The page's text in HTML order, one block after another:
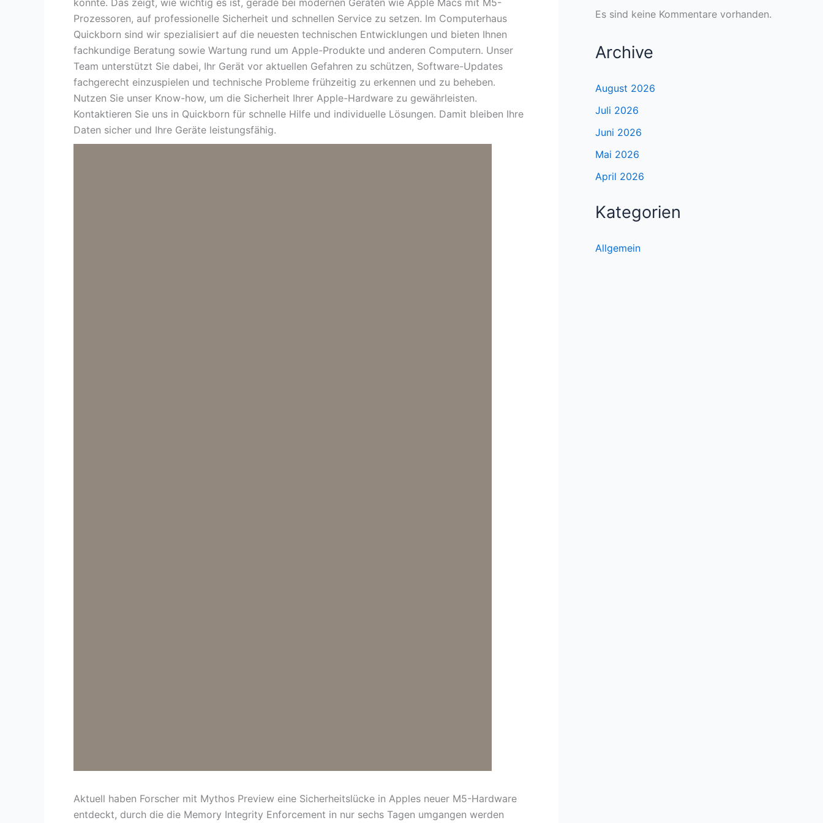
konnte. Das zeigt, wie wichtig es ist, gerade bei modernen Geräten wie Apple Macs mit M5-
Prozessoren, auf professionelle Sicherheit und schnellen Service zu setzen. Im Computerhaus
Quickborn sind wir spezialisiert auf die neuesten technischen Entwicklungen und bieten Ihnen
fachkundige Beratung sowie Wartung rund um Apple-Produkte und anderen Computern. Unser
Team unterstützt Sie dabei, Ihr Gerät vor aktuellen Gefahren zu schützen, Software-Updates
fachgerecht einzuspielen und technische Probleme frühzeitig zu erkennen und zu beheben.
Nutzen Sie unser Know-how, um die Sicherheit Ihrer Apple-Hardware zu gewährleisten.
Kontaktieren Sie uns in Quickborn für schnelle Hilfe und individuelle Lösungen. Damit bleiben Ihre
Daten sicher und Ihre Geräte leistungsfähig.
Aktuell haben Forscher mit Mythos Preview eine Sicherheitslücke in Apples neuer M5-Hardware
entdeckt, durch die die Memory Integrity Enforcement in nur sechs Tagen umgangen werden
Es sind keine Kommentare vorhanden.
Archive
August 2026
Juli 2026
Juni 2026
Mai 2026
April 2026
Kategorien
Allgemein